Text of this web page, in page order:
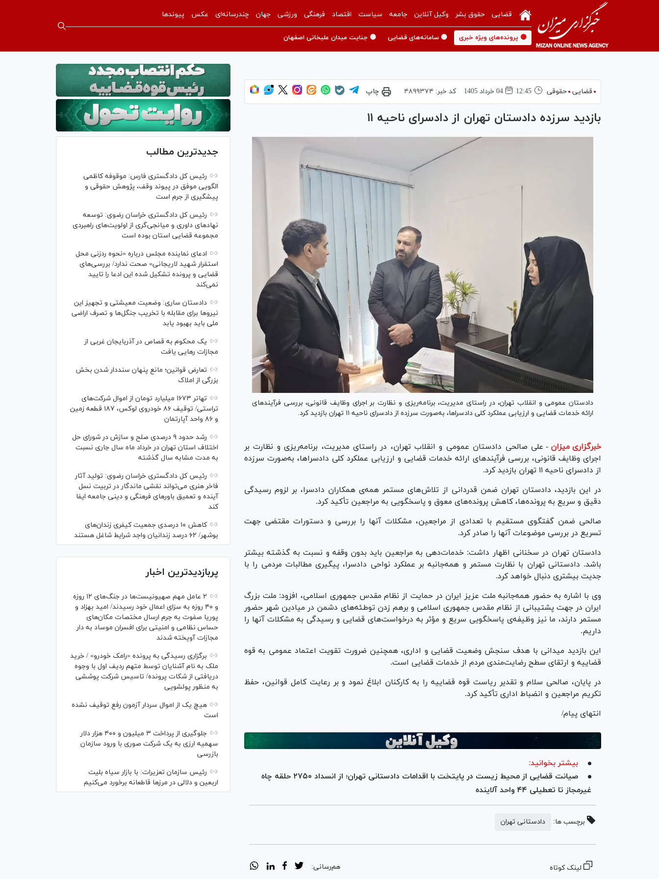
قضایی حقوق بشر وکیل آنلاین جامعه سیاست اقتصاد فرهنگی ورزشی جهان چندرسانه‌ای عکس پیوندها
🟡 پرونده‌های ویژه خبری 🟡 سامانه‌های قضایی 🟡 جنایت میدان علیخانی اصفهان
قضایی حقوقی 12:45 04 خرداد 1405 کد خبر: ۴۸۹۹۳۷۴ چاپ
بازدید سرزده دادستان تهران از دادسرای ناحیه ۱۱
دادستان عمومی و انقلاب تهران، در راستای مدیریت، برنامه‌ریزی و نظارت بر اجرای وظایف قانونی، بررسی فرآیند‌های
ارائه خدمات قضایی و ارزیابی عملکرد کلی دادسراها، به‌صورت سرزده از دادسرای ناحیه ۱۱ تهران بازدید کرد.
خبرگزاری میزان - علی صالحی دادستان عمومی و انقلاب تهران، در راستای مدیریت، برنامه‌ریزی و نظارت بر
اجرای وظایف قانونی، بررسی فرآیند‌های ارائه خدمات قضایی و ارزیابی عملکرد کلی دادسراها، به‌صورت سرزده
از دادسرای ناحیه ۱۱ تهران بازدید کرد.
در این بازدید، دادستان تهران ضمن قدردانی از تلاش‌های مستمر همه‌ی همکاران دادسرا، بر لزوم رسیدگی
دقیق و سریع به پرونده‌ها، کاهش پرونده‌های معوق و پاسخگویی به مراجعین تأکید کرد.
صالحی ضمن گفتگوی مستقیم با تعدادی از مراجعین، مشکلات آنها را بررسی و دستورات مقتضی جهت
تسریع در بررسی موضوعات آنها را صادر کرد.
دادستان تهران در سخنانی اظهار داشت: خدمات‌دهی به مراجعین باید بدون وقفه و نسبت به گذشته بیشتر
باشد. دادستانی تهران با نظارت مستمر و همه‌جانبه بر عملکرد نواحی دادسرا، پیگیری مطالبات مردمی را با
جدیت بیشتری دنبال خواهد کرد.
وی با اشاره به حضور همه‌جانبه ملت عزیز ایران در حمایت از نظام مقدس جمهوری اسلامی، افزود: ملت بزرگ
ایران در جهت پشتیبانی از نظام مقدس جمهوری اسلامی و برهم زدن توطئه‌های دشمن در میادین شهر حضور
مستمر دارند، ما نیز وظیفه‌ی پاسخگویی سریع و مؤثر به درخواست‌های قضایی و رسیدگی به مشکلات آنها را
داریم.
این بازدید میدانی با هدف سنجش وضعیت قضایی و اداری، همچنین ضرورت تقویت اعتماد عمومی به قوه
قضاییه و ارتقای سطح رضایت‌مندی مردم از خدمات قضایی است.
در پایان، صالحی سلام و تقدیر ریاست قوه قضاییه را به کارکنان ابلاغ نمود و بر رعایت کامل قوانین، حفظ
تکریم مراجعین و انضباط اداری تأکید کرد.
انتهای پیام/
بیشتر بخوانید:
صیانت قضایی از محیط زیست در پایتخت با اقدامات دادستانی تهران؛ از انسداد ۲۷۵۰ حلقه چاه
غیرمجاز تا تعطیلی ۴۴ واحد آلاینده
برچسب ها: دادستانی تهران
لینک کوتاه هم‌رسانی:
جدیدترین مطالب
رئیس کل دادگستری فارس: موقوفه کاظمی
الگویی موفق در پیوند وقف، پژوهش حقوقی و
پیشگیری از جرم است
رئیس کل دادگستری خراسان رضوی: توسعه
نهاد‌های داوری و میانجی‌گری از اولویت‌های راهبردی
مجموعه قضایی استان بوده است
ادعای نماینده مجلس درباره «نحوه ردزنی محل
استقرار شهید لاریجانی» صحت ندارد/ بررسی‌های
قضایی و پرونده تشکیل شده این ادعا را تایید
نمی‌کند
دادستان ساری: وضعیت معیشتی و تجهیز این
نیرو‌ها برای مقابله با تخریب جنگل‌ها و تصرف اراضی
ملی باید بهبود یابد
یک محکوم به قصاص در آذربایجان‌ غربی از
مجازات رهایی یافت
تعارض قوانین؛ مانع پنهان سنددار شدن بخش
بزرگی از املاک
تهاتر ۱۶۷۳ میلیارد تومان از اموال شرکت‌های
تراستی/ توقیف ۸۶ خودروی لوکس، ۱۸۷ قطعه زمین
و ۸۶ واحد آپارتمان
رشد حدود ۹ درصدی صلح و سازش در شورای حل
اختلاف استان تهران در خرداد ماه سال جاری نسبت
به مدت مشابه سال گذشته
رئیس کل دادگستری خراسان رضوی: تولید آثار
فاخر هنری می‌تواند نقشی ماندگار در تربیت نسل
آینده و تعمیق باور‌های فرهنگی و دینی جامعه ایفا
کند
کاهش ۱۰ درصدی جمعیت کیفری زندان‌های
بوشهر/ ۶۲ درصد زندانیان واجد شرایط شاغل هستند
پربازدیدترین اخبار
۲ عامل مهم صهیونیست‌ها در جنگ‌های ۱۲ روزه
و ۴۰ روزه به سزای اعمال خود رسیدند/ امید بهزاد و
پوریا صفوت به جرم ارسال مختصات مکان‌های
حساس نظامی و امنیتی برای افسران موساد به دار
مجازات آویخته شدند
برگزاری رسیدگی به پرونده «رامک خودرو» / خرید
ملک به نام آشنایان توسط متهم ردیف اول با وجوه
دریافتی از شکات پرونده/ تاسیس شرکت پوششی
به منظور پولشویی
هیچ یک از اموال سردار آزمون رفع توقیف نشده
است
جلوگیری از پرداخت ۳ میلیون و ۴۰۰ هزار دلار
سهمیه ارزی به یک شرکت صوری با ورود سازمان
بازرسی
رئیس سازمان تعزیرات: با بازار سیاه بلیت
اربعین و دلالی در مرز‌ها قاطعانه برخورد می‌کنیم